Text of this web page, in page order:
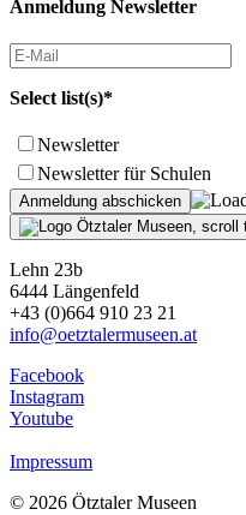
Anmeldung Newsletter
Select list(s)*
Newsletter
Newsletter für Schulen
Lehn 23b
6444 Längenfeld
+43 (0)664 910 23 21
info@oetztalermuseen.at
Facebook
Instagram
Youtube
Impressum
© 2026 Ötztaler Museen